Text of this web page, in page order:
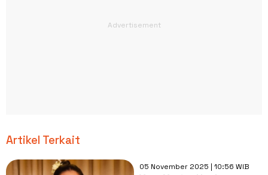
Artikel Terkait
05 November 2025 | 10:56 WIB